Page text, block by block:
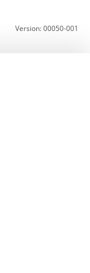
Version: 00050-001